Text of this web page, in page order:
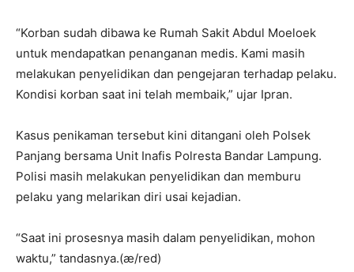
“Korban sudah dibawa ke Rumah Sakit Abdul Moeloek
untuk mendapatkan penanganan medis. Kami masih
melakukan penyelidikan dan pengejaran terhadap pelaku.
Kondisi korban saat ini telah membaik,” ujar Ipran.
Kasus penikaman tersebut kini ditangani oleh Polsek
Panjang bersama Unit Inafis Polresta Bandar Lampung.
Polisi masih melakukan penyelidikan dan memburu
pelaku yang melarikan diri usai kejadian.
“Saat ini prosesnya masih dalam penyelidikan, mohon
waktu,” tandasnya.(æ/red)